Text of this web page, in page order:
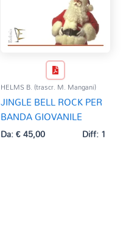
HELMS B. (trascr. M. Mangani)
JINGLE BELL ROCK PER
BANDA GIOVANILE
Da:€45,00 Diff: 1